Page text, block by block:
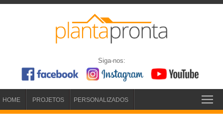
Siga-nos:
HOME PROJETOS PERSONALIZADOS